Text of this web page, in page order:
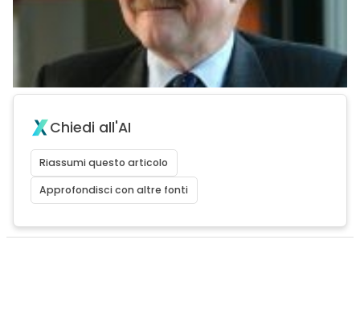
Chiedi all'AI
Riassumi questo articolo
Approfondisci con altre fonti